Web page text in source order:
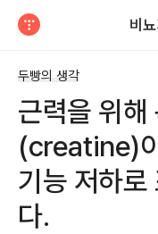
비
두빵의 생각
근력을 위해
(creatine)
기능 저하로
다.